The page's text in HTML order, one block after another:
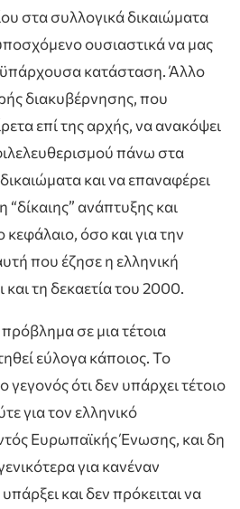
στα συλλογικά δικαιώματα
ουσιαστικά να μας
κατάσταση. Άλλο
διακυβέρνησης, που
επί της αρχής, να ανακόψει
πάνω στα
και να επαναφέρει
ανάπτυξης και
κεφάλαιο, όσο και για την
που έζησε η ελληνική
και τη δεκαετία του 2000.
σε μια τέτοια
εύλογα κάποιος. Το
γεγονός ότι δεν υπάρχει τέτοιο
για τον ελληνικό
Ευρωπαϊκής Ένωσης, και δη
για κανέναν
και δεν πρόκειται να